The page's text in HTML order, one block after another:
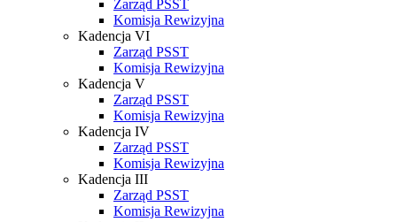
Zarząd PSST
Komisja Rewizyjna
Kadencja VI
Zarząd PSST
Komisja Rewizyjna
Kadencja V
Zarząd PSST
Komisja Rewizyjna
Kadencja IV
Zarząd PSST
Komisja Rewizyjna
Kadencja III
Zarząd PSST
Komisja Rewizyjna